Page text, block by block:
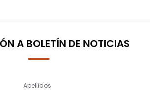
A BOLETÍN DE NOTICIAS
Apellidos